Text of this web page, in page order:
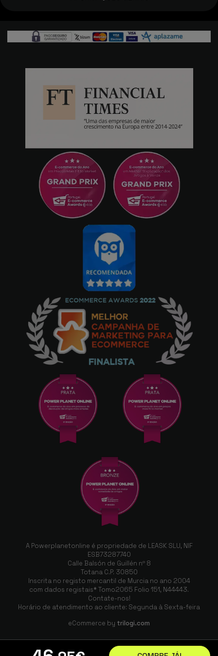
A Powerplanetonline é propriedade de LEASK SLU, NIF
ESB73287740
Calle Balsón de Guillén nº 8
Totana C.P. 30850
Inscrita no registo mercantil de Murcia no ano 2004
com dados registais* Tomo2065 Folio 151, N44443.
Contate-nos!
Horário de atendimento ao cliente: Segunda à Sexta-feira
eCommerce by trilogi.com